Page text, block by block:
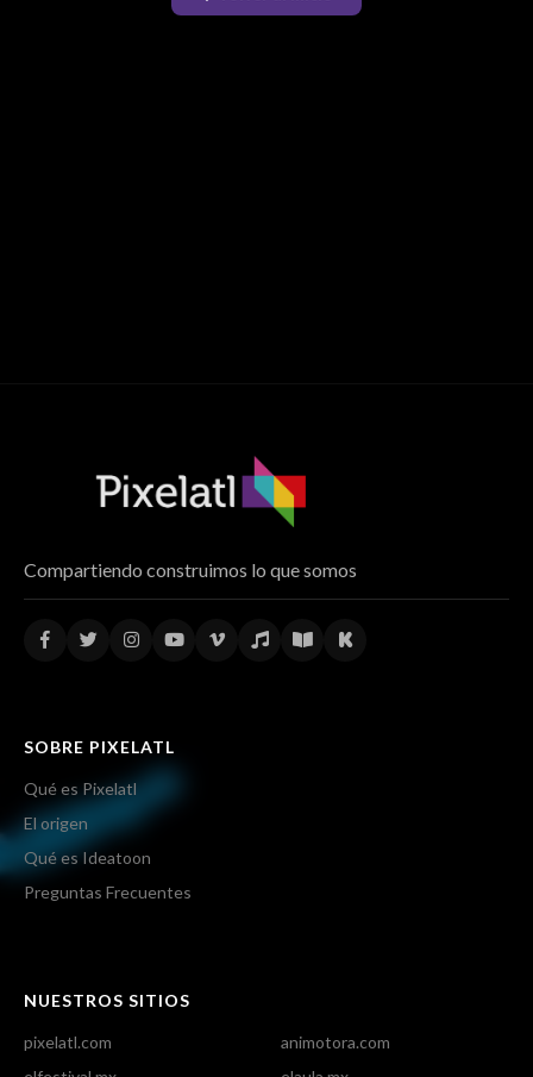
Compartiendo construimos lo que somos
SOBRE PIXELATL
Qué es Pixelatl
El origen
Qué es Ideatoon
Preguntas Frecuentes
NUESTROS SITIOS
pixelatl.com
animotora.com